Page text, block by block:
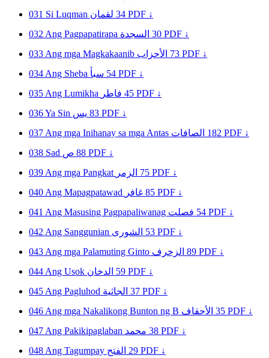
031 Si Luqman لقمان 34 PDF ↓
032 Ang Pagpapatirapa السجدة 30 PDF ↓
033 Ang mga Magkakaanib الأحزاب 73 PDF ↓
034 Ang Sheba سبأ 54 PDF ↓
035 Ang Lumikha فاطر 45 PDF ↓
036Ya Sin يس 83 PDF ↓
037 Ang mga Inihanay sa mga Antas الصافات 182 PDF ↓
038 Sad ص 88 PDF ↓
039 Ang mga Pangkat الزمر 75 PDF ↓
040 Ang Mapagpatawad غافر 85 PDF ↓
041 Ang Masusing Pagpapaliwanag فصلت 54 PDF ↓
042 Ang Sanggunian الشورى 53 PDF ↓
043 Ang mga Palamuting Ginto الزخرف 89 PDF ↓
044 Ang Usok الدخان 59 PDF ↓
045 Ang Pagluhod الجاثية 37 PDF ↓
046 Ang mga Nakalikong Bunton ng B الأحقاف 35 PDF ↓
047 Ang Pakikipaglaban محمد 38 PDF ↓
048 Ang Tagumpay الفتح 29 PDF ↓